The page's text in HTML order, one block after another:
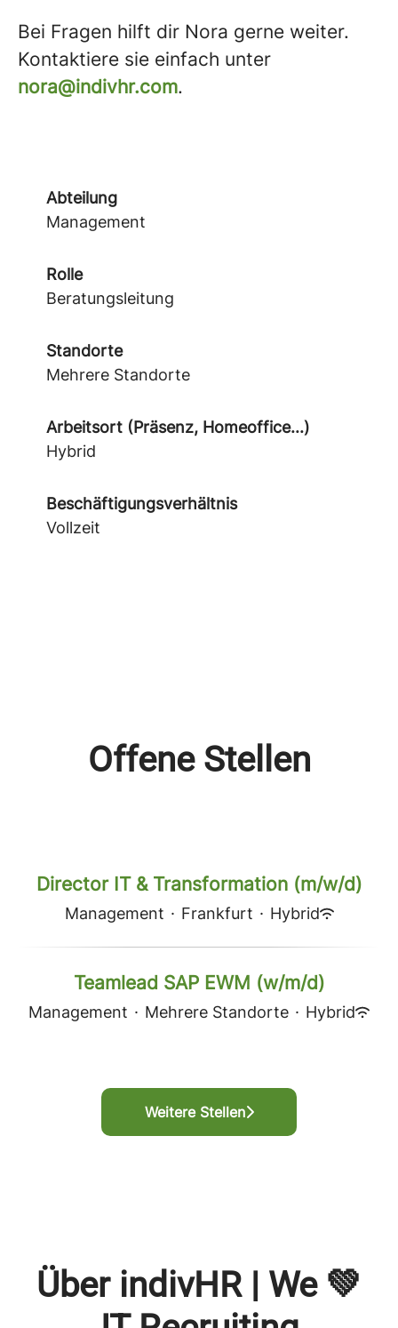
Bei Fragen hilft dir Nora gerne weiter.
Kontaktiere sie einfach unter
nora@indivhr.com.
Abteilung
Management
Rolle
Beratungsleitung
Standorte
Mehrere Standorte
Arbeitsort (Präsenz, Homeoffice...)
Hybrid
Beschäftigungsverhältnis
Vollzeit
Offene Stellen
Director IT & Transformation (m/w/d)
Management · Frankfurt · Hybrid
Teamlead SAP EWM (w/m/d)
Management · Mehrere Standorte · Hybrid
Weitere Stellen
Über indivHR | We 💚